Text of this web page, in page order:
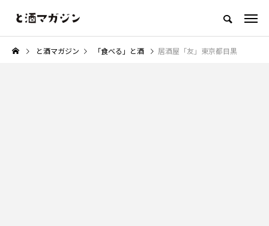
「お酒を美味しく楽しむウェブメディア」
「食べる」と酒 「作る」と酒 「コラム」と酒 「何か」と酒
と酒マガジン 「食べる」と酒 居酒屋「友」東京都目黒